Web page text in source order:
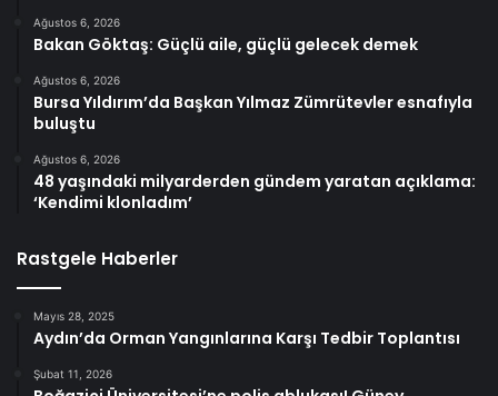
Ağustos 6, 2026
Bakan Göktaş: Güçlü aile, güçlü gelecek demek
Ağustos 6, 2026
Bursa Yıldırım’da Başkan Yılmaz Zümrütevler esnafıyla
buluştu
Ağustos 6, 2026
48 yaşındaki milyarderden gündem yaratan açıklama:
‘Kendimi klonladım’
Rastgele Haberler
Mayıs 28, 2025
Aydın’da Orman Yangınlarına Karşı Tedbir Toplantısı
Şubat 11, 2026